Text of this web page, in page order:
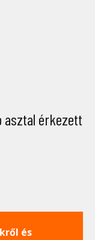
asztal érkezett
és